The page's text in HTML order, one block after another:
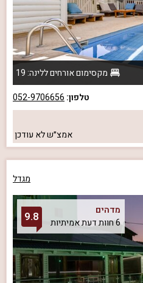
מקסימום אורחים ללינה: 19
טלפון: 052-9706656
אמצ״שלא עודכן
מגדל
מדהים
6 חוות דעת אמיתיות
9.8